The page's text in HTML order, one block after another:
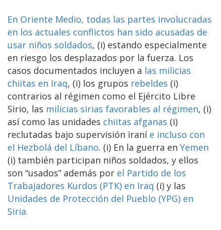
En Oriente Medio, todas las partes involucradas
en los actuales conflictos han sido acusadas de
usar niños soldados, (i) estando especialmente
en riesgo los desplazados por la fuerza. Los
casos documentados incluyen a las milicias
chiitas en Iraq, (i) los grupos rebeldes (i)
contrarios al régimen como el Ejército Libre
Sirio, las milicias sirias favorables al régimen, (i)
así como las unidades chiitas afganas (i)
reclutadas bajo supervisión iraní e incluso con
el Hezbolá del Líbano. (i) En la guerra en Yemen
(i) también participan niños soldados, y ellos
son “usados” además por el Partido de los
Trabajadores Kurdos (PTK) en Iraq (i) y las
Unidades de Protección del Pueblo (YPG) en
Siria.